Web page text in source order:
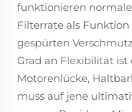
funktionieren
Filterrate als
gespürten
Grad an Flexibilität ist
Motorenlücke,
muss auf jene